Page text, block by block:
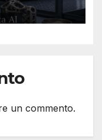
un commento.